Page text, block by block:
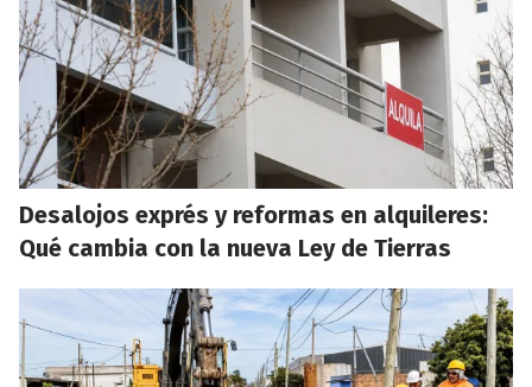
Desalojos exprés y reformas en alquileres:
Qué cambia con la nueva Ley de Tierras